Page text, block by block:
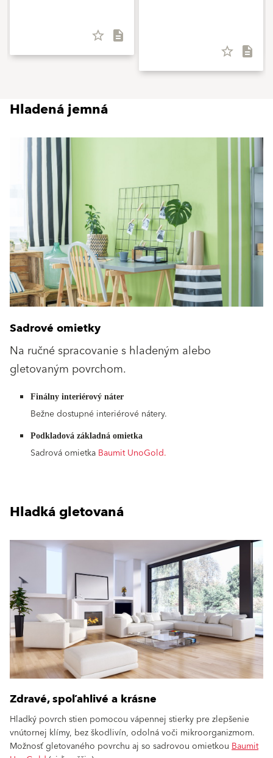
star_border description
star_border description
Hladená jemná
Sadrové omietky
Na ručné spracovanie s hladeným alebo
gletovaným povrchom.
Finálny interiérový náter
Bežne dostupné interiérové nátery.
Podkladová základná omietka
Sadrová omietka Baumit UnoGold.
Hladká gletovaná
Zdravé, spoľahlivé a krásne
Hladký povrch stien pomocou vápennej stierky pre zlepšenie
vnútornej klímy, bez škodlivín, odolná voči mikroorganizmom.
Možnosť gletovaného povrchu aj so sadrovou omietkou Baumit